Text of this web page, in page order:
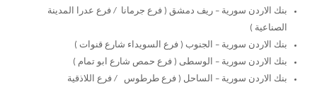
بنك الاردن سورية – ريف دمشق ( فرع جرمانا / فرع عدرا المدينة
الصناعية )
بنك الاردن سورية – الجنوب ( فرع السويداء شارع قنوات )
بنك الاردن سورية – الوسطى ( فرع حمص شارع ابو تمام )
بنك الاردن سورية – الساحل ( فرع طرطوس / فرع اللاذقية